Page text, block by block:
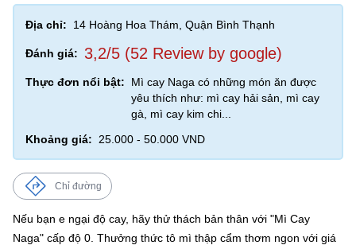
Địa chỉ: 14 Hoàng Hoa Thám, Quận Bình Thạnh
Đánh giá: 3,2/5 (52 Review by google)
Thực đơn nổi bật:
Mì cay Naga có những món ăn được
yêu thích như: mì cay hải sản, mì cay
gà, mì cay kim chi...
Khoảng giá:
25.000 - 50.000 VND
Chỉ đường
Nếu bạn e ngại độ cay, hãy thử thách bản thân với "Mì Cay
Naga" cấp độ 0. Thưởng thức tô mì thập cẩm thơm ngon với giá